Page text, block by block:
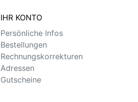
IHR KONTO
Persönliche Infos
Bestellungen
Rechnungskorrekturen
Adressen
Gutscheine